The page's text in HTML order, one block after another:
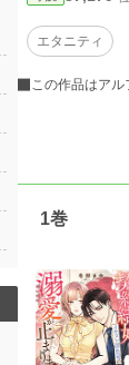
エタニティ
この作品はア
1巻